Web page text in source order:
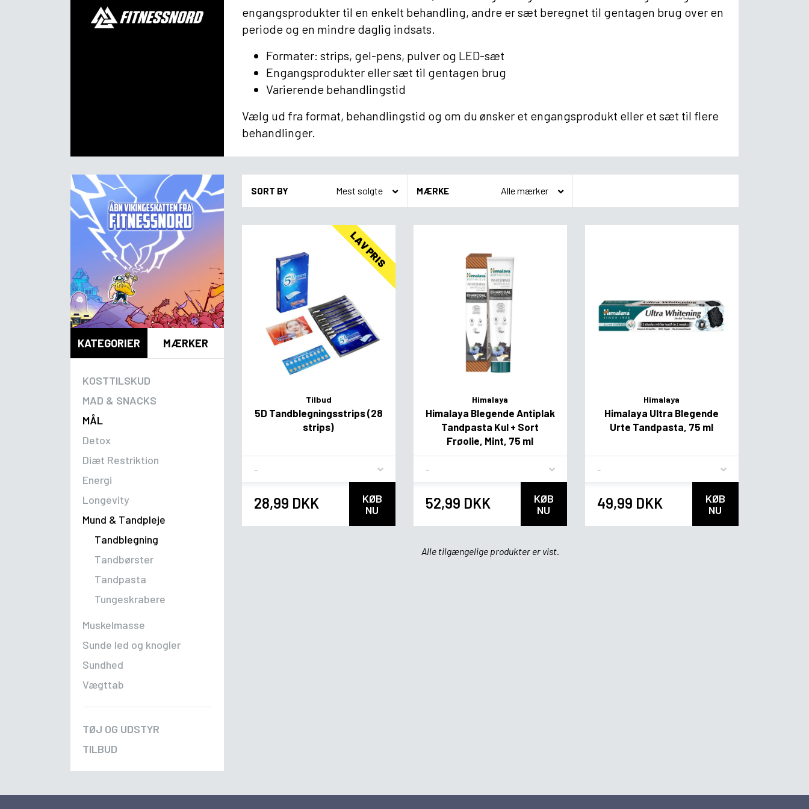
engangsprodukter til en enkelt behandling, andre er sæt beregnet til gentagen brug over en
periode og en mindre daglig indsats.
Formater: strips, gel-pens, pulver og LED-sæt
Engangsprodukter eller sæt til gentagen brug
Varierende behandlingstid
Vælg ud fra format, behandlingstid og om du ønsker et engangsprodukt eller et sæt til flere
behandlinger.
KATEGORIER MÆRKER
KOSTTILSKUD
MAD & SNACKS
MÅL
Detox
Diæt Restriktion
Energi
Longevity
Mund & Tandpleje
Tandblegning
Tandbørster
Tandpasta
Tungeskrabere
Muskelmasse
Sunde led og knogler
Sundhed
Vægttab
TØJ OG UDSTYR
TILBUD
SORT BY MÆRKE
LAV PRIS
Tilbud
5D Tandblegningsstrips (28
strips)
28,99 DKK
KØB
NU
Himalaya
Himalaya Blegende Antiplak
Tandpasta Kul + Sort
Frøolie, Mint, 75 ml
52,99 DKK
KØB
NU
Himalaya
Himalaya Ultra Blegende
Urte Tandpasta, 75 ml
49,99 DKK
KØB
NU
Alle tilgængelige produkter er vist.